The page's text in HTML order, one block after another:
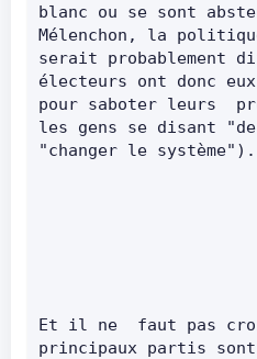
blanc ou se sont
Mélenchon, la
serait probablement
électeurs ont donc
pour saboter leurs
les gens se disant
"changer le
Et il ne  faut pas
principaux partis